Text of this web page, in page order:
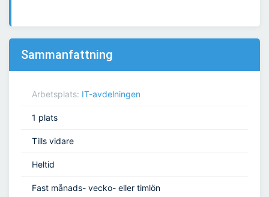
Sammanfattning
Arbetsplats: IT-avdelningen
1 plats
Tills vidare
Heltid
Fast månads- vecko- eller timlön